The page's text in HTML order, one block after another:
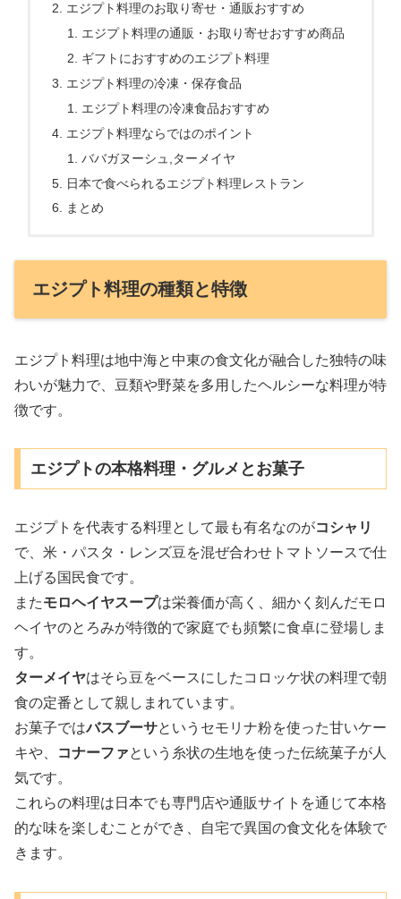
エジプト料理のお取り寄せ・通販おすすめ
エジプト料理の通販・お取り寄せおすすめ商品
ギフトにおすすめのエジプト料理
エジプト料理の冷凍・保存食品
エジプト料理の冷凍食品おすすめ
エジプト料理ならではのポイント
ババガヌーシュ,ターメイヤ
日本で食べられるエジプト料理レストラン
まとめ
エジプト料理の種類と特徴
エジプト料理は地中海と中東の食文化が融合した独特の味
わいが魅力で、豆類や野菜を多用したヘルシーな料理が特
徴です。
エジプトの本格料理・グルメとお菓子
エジプトを代表する料理として最も有名なのがコシャリ
で、米・パスタ・レンズ豆を混ぜ合わせトマトソースで仕
上げる国民食です。
またモロヘイヤスープは栄養価が高く、細かく刻んだモロ
ヘイヤのとろみが特徴的で家庭でも頻繁に食卓に登場しま
す。
ターメイヤはそら豆をベースにしたコロッケ状の料理で朝
食の定番として親しまれています。
お菓子ではバスブーサというセモリナ粉を使った甘いケー
キや、
コナーファという糸状の生地を使った伝統菓子が人
気です。
これらの料理は日本でも専門店や通販サイトを通じて本格
的な味を楽しむことができ、自宅で異国の食文化を体験で
きます。